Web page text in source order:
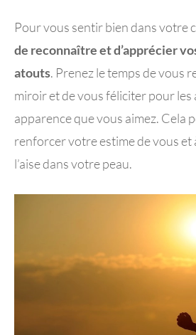
Pour vous sentir bien dans votre
de reconnaître et d’apprécier
atouts. Prenez le temps de vous
miroir et de vous féliciter pour les
apparence que vous aimez. Cela
renforcer votre estime de vous et
l’aise dans votre peau.